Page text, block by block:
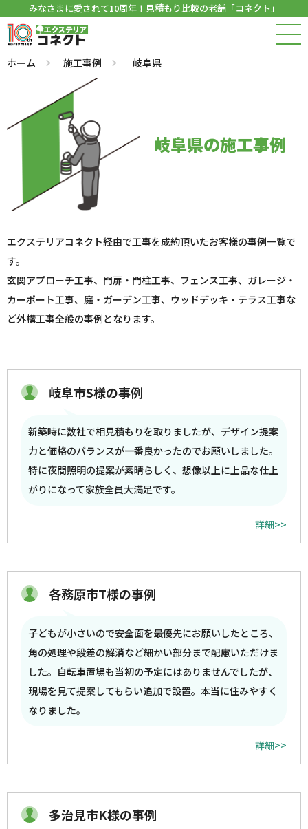
みなさまに愛されて10周年！見積もり比較の老舗「コネクト」
ホーム 施工事例 岐阜県
岐阜県の施工事例
エクステリアコネクト経由で工事を成約頂いたお客様の事例一覧で
す。
玄関アプローチ工事、門扉・門柱工事、フェンス工事、ガレージ・
カーポート工事、庭・ガーデン工事、ウッドデッキ・テラス工事な
ど外構工事全般の事例となります。
岐阜市S様の事例
新築時に数社で相見積もりを取りましたが、デザイン提案
力と価格のバランスが一番良かったのでお願いしました。
特に夜間照明の提案が素晴らしく、想像以上に上品な仕上
がりになって家族全員大満足です。
詳細>>
各務原市T様の事例
子どもが小さいので安全面を最優先にお願いしたところ、
角の処理や段差の解消など細かい部分まで配慮いただけま
した。自転車置場も当初の予定にはありませんでしたが、
現場を見て提案してもらい追加で設置。本当に住みやすく
なりました。
詳細>>
多治見市K様の事例